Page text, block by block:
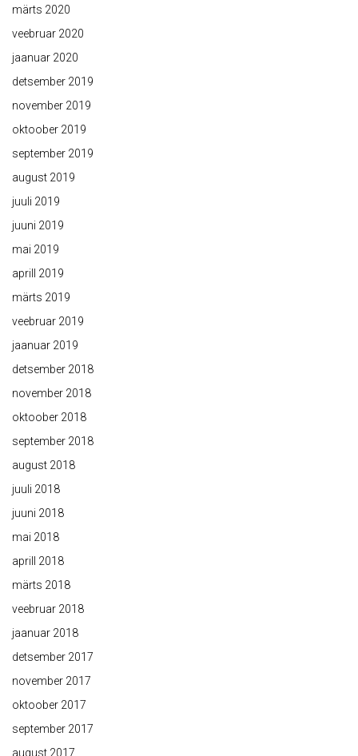
märts 2020
veebruar 2020
jaanuar 2020
detsember 2019
november 2019
oktoober 2019
september 2019
august 2019
juuli 2019
juuni 2019
mai 2019
aprill 2019
märts 2019
veebruar 2019
jaanuar 2019
detsember 2018
november 2018
oktoober 2018
september 2018
august 2018
juuli 2018
juuni 2018
mai 2018
aprill 2018
märts 2018
veebruar 2018
jaanuar 2018
detsember 2017
november 2017
oktoober 2017
september 2017
august 2017